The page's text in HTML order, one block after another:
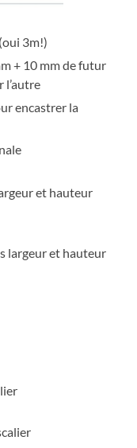
3m!)
+ 10 mm de futur
l’autre
encastrer la
et hauteur